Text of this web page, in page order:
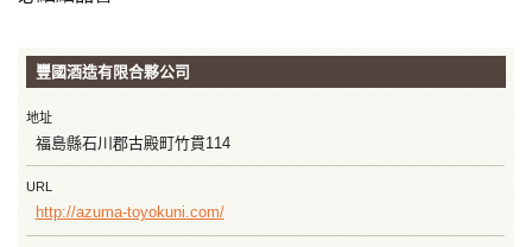
豐國酒造有限合夥公司
地址
福島縣石川郡古殿町竹貫114
URL
http://azuma-toyokuni.com/